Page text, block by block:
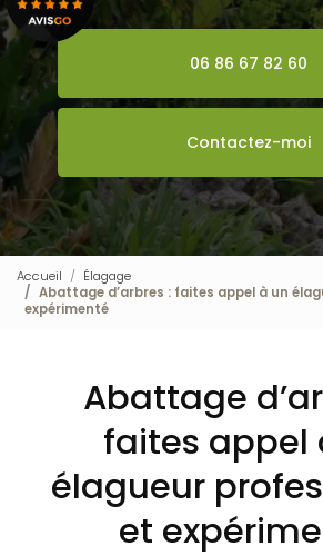
06 86 67 82 60
Contactez-moi
Voir le certificat
Accueil
Élagage
Abattage d’arbres : faites appel à un
expérimenté
Abattage
faites appel
élagueur
et